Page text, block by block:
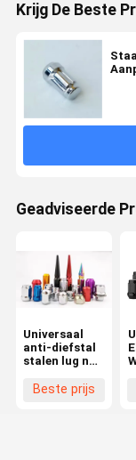
Krijg De Beste
Geadviseerde
Universaal
anti-diefstal
stalen lug nut
aangepaste
Beste prijs